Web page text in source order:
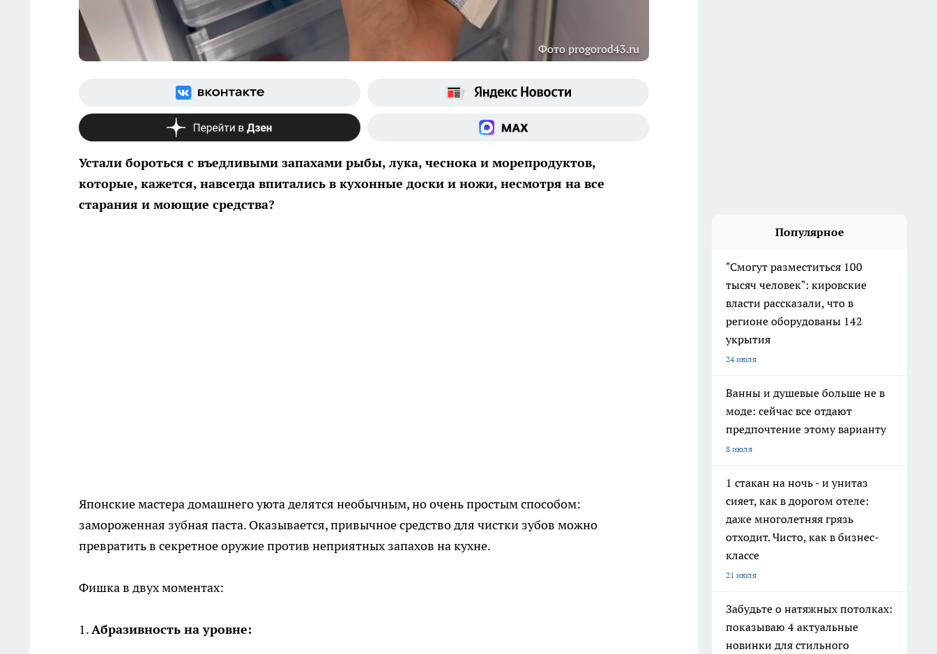
Фото progorod43.ru
Устали бороться с въедливыми запахами рыбы, лука, чеснока и морепродуктов,
которые, кажется, навсегда впитались в кухонные доски и ножи, несмотря на все
старания и моющие средства?
Японские мастера домашнего уюта делятся необычным, но очень простым способом:
замороженная зубная паста. Оказывается, привычное средство для чистки зубов можно
превратить в секретное оружие против неприятных запахов на кухне.
Фишка в двух моментах:
1.Абразивность на уровне:
Популярное
"Смогут разместиться 100
тысяч человек": кировские
власти рассказали, что в
регионе оборудованы 142
укрытия
24 июля
Ванны и душевые больше не в
моде: сейчас все отдают
предпочтение этому варианту
8 июля
1 стакан на ночь - и унитаз
сияет, как в дорогом отеле:
даже многолетняя грязь
отходит. Чисто, как в бизнес-
классе
21 июля
Забудьте о натяжных потолках:
показываю 4 актуальные
новинки для стильного